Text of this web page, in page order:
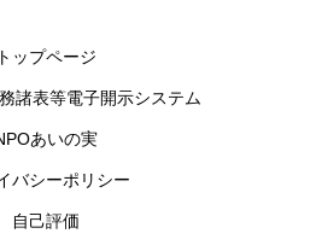
トップページ
諸表等電子開示システム
あいの実
バシーポリシー
自己評価